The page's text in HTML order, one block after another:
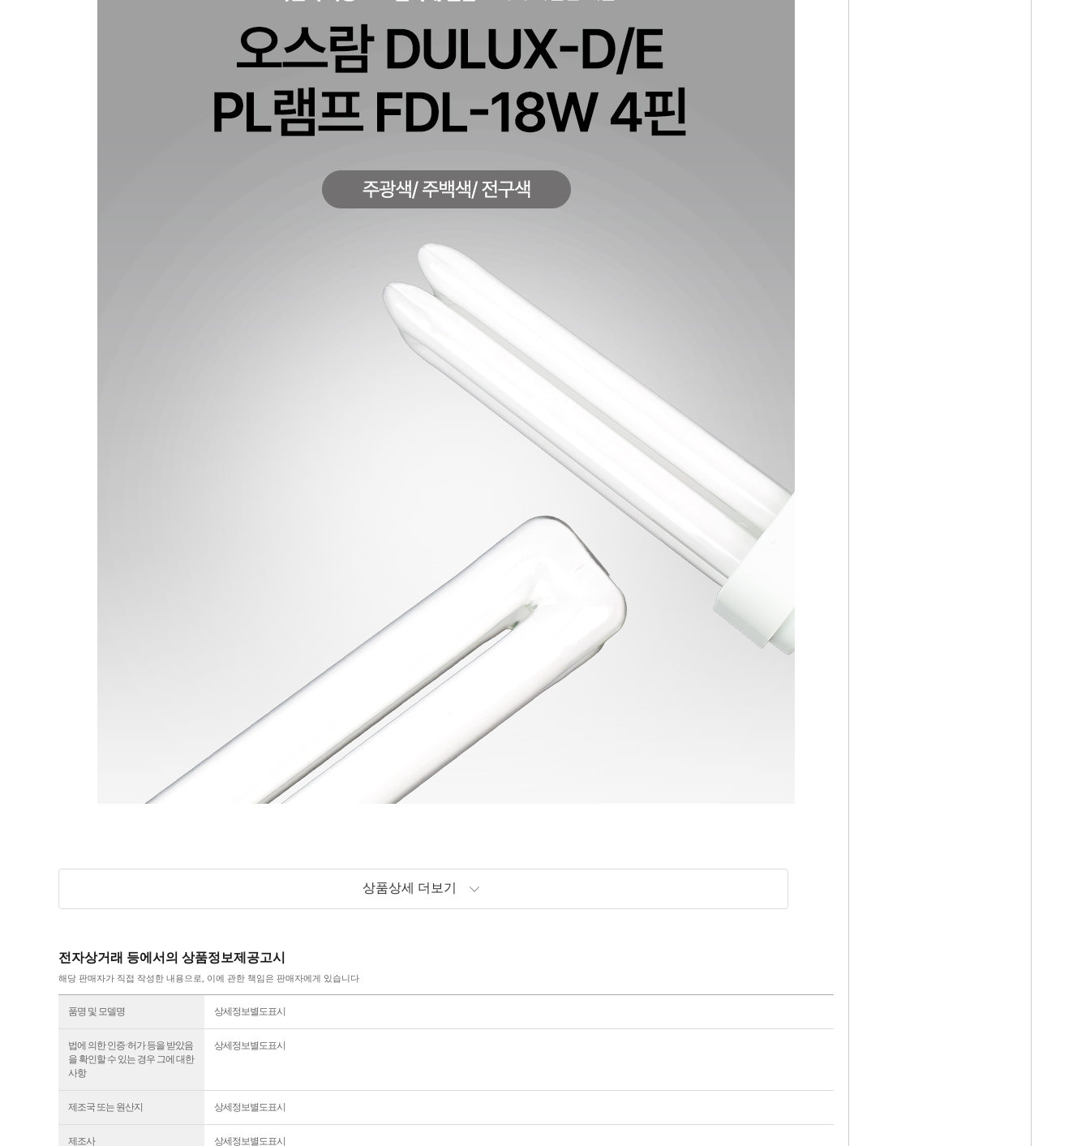
상품상세 더보기
전자상거래 등에서의 상품정보제공고시
해당 판매자가 직접 작성한 내용으로, 이에 관한 책임은 판매자에게 있습니다
품명 및 모델명 상세정보별도표시
법에 의한 인증·허가 등을 받았음
을 확인할 수 있는 경우 그에 대한
사항
상세정보별도표시
제조국 또는 원산지 상세정보별도표시
제조사 상세정보별도표시